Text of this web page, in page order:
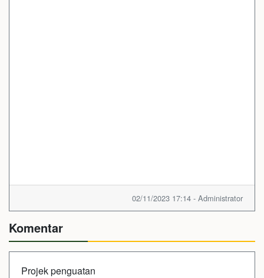
02/11/2023 17:14 - Administrator
Komentar
Projek penguatan